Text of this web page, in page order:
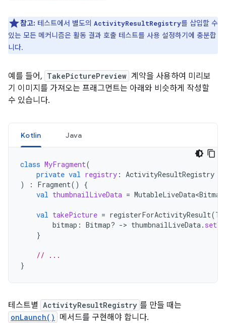
참고: 테스트에서 별도의 ActivityResultRegistry를 삽입할 수
있는 모든 메커니즘은 활동 결과 호출 테스트를 사용 설정하기에 충분합
니다.
예를 들어, TakePicturePreview 계약을 사용하여 미리보
기 이미지를 가져오는 프래그먼트는 아래와 비슷하게 작성할
수 있습니다.
Kotlin Java
class MyFragment(
private val registry : ActivityResultRegistry
)
: Fragment()
{
val thumbnailLiveData =
val takePicture = registerForActivityResult(
bitmap : Bitmap? -> thumbnailLiveData.
}
// ...
}
테스트별 ActivityResultRegistry 를 만들 때는
onLaunch() 메서드를 구현해야 합니다.